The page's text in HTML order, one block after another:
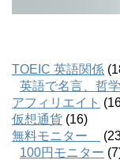
TOEIC 英語関係
英語で名言、哲
アフィリエイト
仮想通貨 (16)
無料モニター
100円モニター